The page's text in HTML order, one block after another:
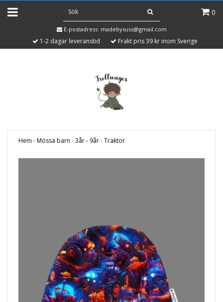
0
E-postadress: madebysuss@gmail.com
1-2 dagar leveranstid Frakt pris 39 kr inom Sverige
Hem › Mössa barn › 3år - 9år› Traktor